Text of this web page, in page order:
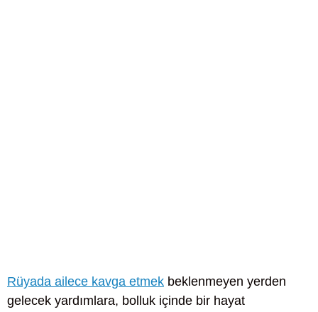
Rüyada ailece kavga etmek beklenmeyen yerden
gelecek yardımlara, bolluk içinde bir hayat